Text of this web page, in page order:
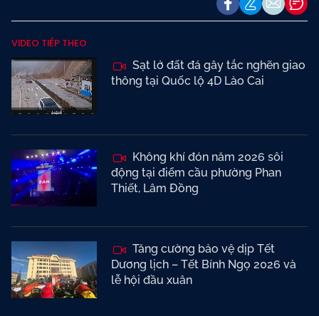
VIDEO TIẾP THEO
Sạt lở đất đá gây tắc nghẽn giao
thông tại Quốc lộ 4D Lào Cai
Không khí đón năm 2026 sôi
động tại điểm cầu phường Phan
Thiết, Lâm Đồng
Tăng cường bảo vệ dịp Tết
Dương lịch – Tết Bính Ngọ 2026 và
lễ hội đầu xuân